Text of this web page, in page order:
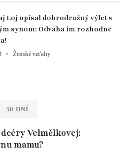
synom: Odvaha im rozhodne
Ženské vzťahy
30 DNÍ
Velmělkovej:
mamu?